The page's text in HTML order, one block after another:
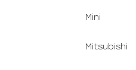
Mini
Mitsubishi